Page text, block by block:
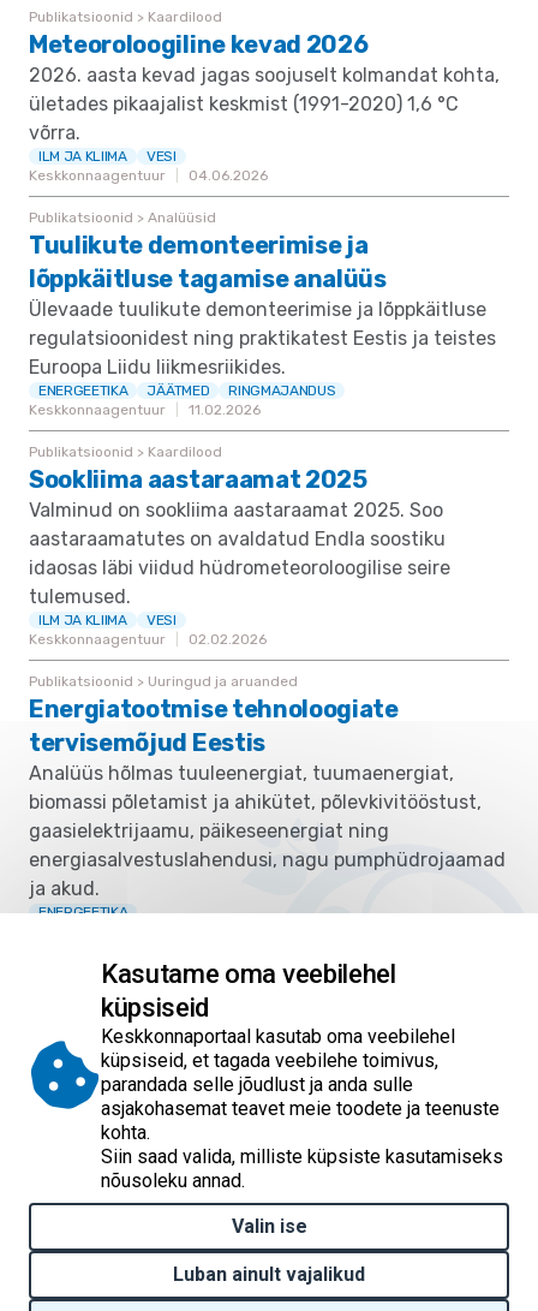
Publikatsioonid > Kaardilood
Meteoroloogiline kevad 2026
2026. aasta kevad jagas soojuselt kolmandat kohta,
ületades pikaajalist keskmist (1991-2020) 1,6 °C
võrra.
ILM JA KLIIMA
VESI
Keskkonnaagentuur
04.06.2026
Publikatsioonid > Analüüsid
Tuulikute demonteerimise ja
lõppkäitluse tagamise analüüs
Ülevaade tuulikute demonteerimise ja lõppkäitluse
regulatsioonidest ning praktikatest Eestis ja teistes
Euroopa Liidu liikmesriikides.
ENERGEETIKA JÄÄTMED
RINGMAJANDUS
Keskkonnaagentuur
11.02.2026
Publikatsioonid > Kaardilood
Sookliima aastaraamat 2025
Valminud on sookliima aastaraamat 2025. Soo
aastaraamatutes on avaldatud Endla soostiku
idaosas läbi viidud hüdrometeoroloogilise seire
tulemused.
ILM JA KLIIMA
VESI
Keskkonnaagentuur
02.02.2026
Publikatsioonid > Uuringud ja aruanded
Energiatootmise tehnoloogiate
tervisemõjud Eestis
Analüüs hõlmas tuuleenergiat, tuumaenergiat,
biomassi põletamist ja ahikütet, põlevkivitööstust,
gaasielektrijaamu, päikeseenergiat ning
energiasalvestuslahendusi, nagu pumphüdrojaamad
ja akud.
ENERGEETIKA
Pagination
leht
Page Page
3
Page
4
Page
5
Page
6
Page
7
PagePage
9
741 tulemust 10
© 2026 Keskkonnaportaal
Kontakt
Kasutame oma veebilehel
küpsiseid
Keskkonnaportaal kasutab oma veebilehel
küpsiseid, et tagada veebilehe toimivus,
parandada selle jõudlust ja anda sulle
asjakohasemat teavet meie toodete ja teenuste
kohta.
Siin saad valida, milliste küpsiste kasutamiseks
nõusoleku annad.
Valin ise
Luban ainult vajalikud